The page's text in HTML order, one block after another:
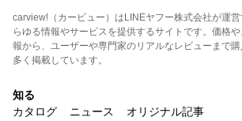
carview!（カービュー）はLINEヤフー株式会社が運
らゆる情報やサービスを提供するサイトです。価格
報から、ユーザーや専門家のリアルなレビューまで
多く掲載しています。
知る
カタログ
ニュース オリジナル記事